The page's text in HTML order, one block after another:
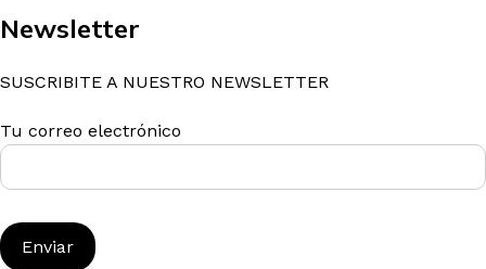
Newsletter
SUSCRIBITE A NUESTRO NEWSLETTER
Tu correo electrónico